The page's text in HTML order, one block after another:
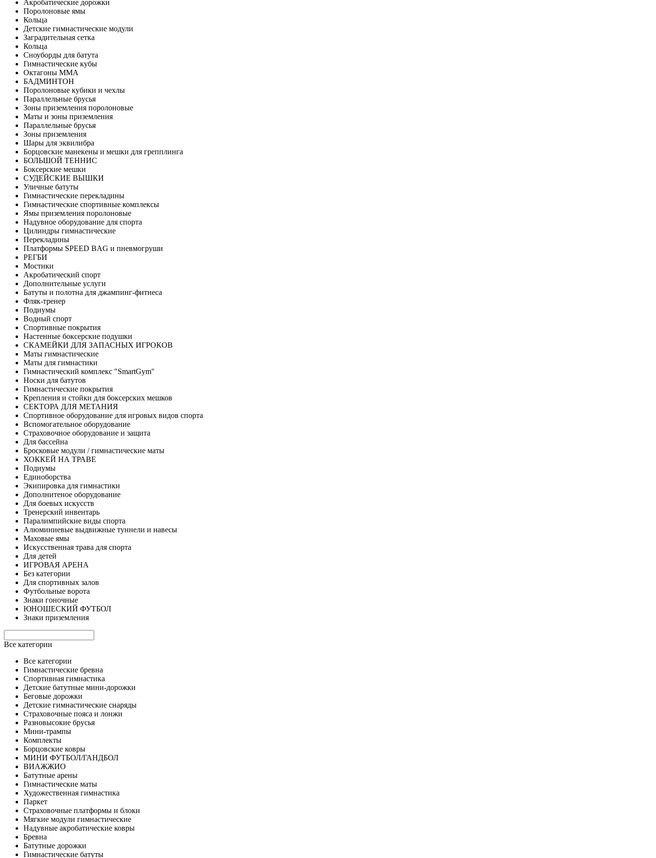
Акробатические дорожки
Поролоновые ямы
Кольца
Детские гимнастические модули
Заградительная сетка
Кольца
Сноуборды для батута
Гимнастические кубы
Октагоны MMA
БАДМИНТОН
Поролоновые кубики и чехлы
Параллельные брусья
Зоны приземления поролоновые
Маты и зоны приземления
Параллельные брусья
Зоны приземления
Шары для эквилибра
Борцовские манекены и мешки для грепплинга
БОЛЬШОЙ ТЕННИС
Боксерские мешки
СУДЕЙСКИЕ ВЫШКИ
Уличные батуты
Гимнастические перекладины
Гимнастические спортивные комплексы
Ямы приземления поролоновые
Надувное оборудование для спорта
Цилиндры гимнастические
Перекладины
Платформы SPEED BAG и пневмогруши
РЕГБИ
Мостики
Акробатический спорт
Дополнительные услуги
Батуты и полотна для джампинг-фитнеса
Фляк-тренер
Подиумы
Водный спорт
Спортивные покрытия
Настенные боксерские подушки
СКАМЕЙКИ ДЛЯ ЗАПАСНЫХ ИГРОКОВ
Маты гимнастические
Маты для гимнастики
Гимнастический комплекс "SmartGym"
Носки для батутов
Гимнастические покрытия
Крепления и стойки для боксерских мешков
СЕКТОРА ДЛЯ МЕТАНИЯ
Спортивное оборудование для игровых видов спорта
Вспомогательное оборудование
Страховочное оборудование и защита
Для бассейна
Бросковые модули / гимнастические маты
ХОККЕЙ НА ТРАВЕ
Подиумы
Единоборства
Экипировка для гимнастики
Дополнитеное оборудование
Для боевых искусств
Тренерский инвентарь
Паралимпийские виды спорта
Алюминиевые выдвижные туннели и навесы
Маховые ямы
Искусственная трава для спорта
Для детей
ИГРОВАЯ АРЕНА
Без категории
Для спортивных залов
Футбольные ворота
Знаки гоночные
ЮНОШЕСКИЙ ФУТБОЛ
Знаки приземления
Все категории
Все категории
Гимнастические бревна
Спортивная гимнастика
Детские батутные мини-дорожки
Беговые дорожки
Детские гимнастические снаряды
Страховочные пояса и лонжи
Разновысокие брусья
Мини-трампы
Комплекты
Борцовские ковры
МИНИ ФУТБОЛ/ГАНДБОЛ
ВИАЖЖИО
Батутные арены
Гимнастические маты
Художественная гимнастика
Паркет
Страховочные платформы и блоки
Мягкие модули гимнастические
Надувные акробатические ковры
Бревна
Батутные дорожки
Гимнастические батуты